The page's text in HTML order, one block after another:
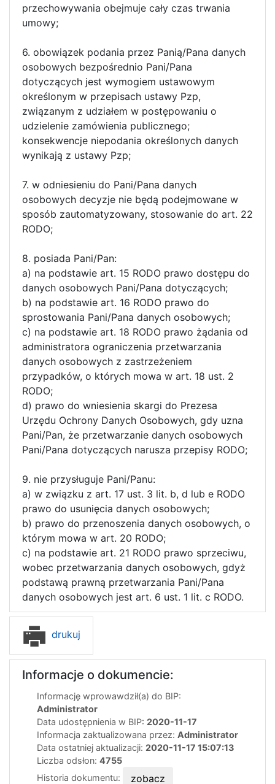
przechowywania obejmuje cały czas trwania
umowy;
6. obowiązek podania przez Panią/Pana danych
osobowych bezpośrednio Pani/Pana
dotyczących jest wymogiem ustawowym
określonym w przepisach ustawy Pzp,
związanym z udziałem w postępowaniu o
udzielenie zamówienia publicznego;
konsekwencje niepodania określonych danych
wynikają z ustawy Pzp;
7. w odniesieniu do Pani/Pana danych
osobowych decyzje nie będą podejmowane w
sposób zautomatyzowany, stosowanie do art. 22
RODO;
8. posiada Pani/Pan:
a) na podstawie art. 15 RODO prawo dostępu do
danych osobowych Pani/Pana dotyczących;
b) na podstawie art. 16 RODO prawo do
sprostowania Pani/Pana danych osobowych;
c) na podstawie art. 18 RODO prawo żądania od
administratora ograniczenia przetwarzania
danych osobowych z zastrzeżeniem
przypadków, o których mowa w art. 18 ust. 2
RODO;
d) prawo do wniesienia skargi do Prezesa
Urzędu Ochrony Danych Osobowych, gdy uzna
Pani/Pan, że przetwarzanie danych osobowych
Pani/Pana dotyczących narusza przepisy RODO;
9. nie przysługuje Pani/Panu:
a) w związku z art. 17 ust. 3 lit. b, d lub e RODO
prawo do usunięcia danych osobowych;
b) prawo do przenoszenia danych osobowych, o
którym mowa w art. 20 RODO;
c) na podstawie art. 21 RODO prawo sprzeciwu,
wobec przetwarzania danych osobowych, gdyż
podstawą prawną przetwarzania Pani/Pana
danych osobowych jest art. 6 ust. 1 lit. c RODO.
drukuj
Informacje o dokumencie:
Informację wprowawdził(a) do BIP:
Administrator
Data udostępnienia w BIP: 2020-11-17
Informacja zaktualizowana przez: Administrator
Data ostatniej aktualizacji: 2020-11-17 15:07:13
Liczba odsłon: 4755
Historia dokumentu:
zobacz